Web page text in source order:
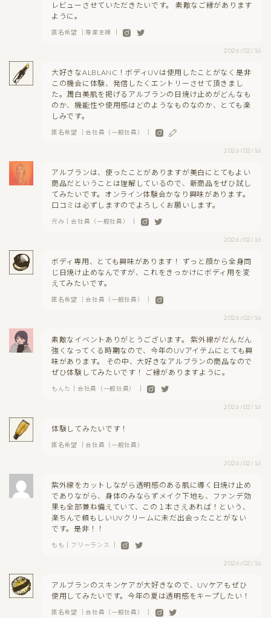
レビューさせていただきたいです。 素敵なご縁があります
ように。
匿名希望 ｜専業主婦 ｜
2026/02/16
大好きなALBLANC！ボディUVは使用したことがなく是非
この機会に体験、発信したくエントリーさせて頂きまし
た。潤白美肌を掲げるアルブランの日焼け止めがどんなも
のか、機能性や使用感はどのようなものなのか、とても楽
しみです。
匿名希望 ｜会社員（一般社員） ｜
2026/02/16
アルブランは、使ったことがありますが美白にとてもよい
商品だということは理解しているので、新商品をぜひ試し
てみたいです。オンライン体験会かなり興味があります。
口コミは必ずしますのでよろしくお願いします。
元み｜会社員（一般社員） ｜
2026/02/16
ボディ専用、とても興味があります！ ずっと顔から全身同
じ日焼け止めなんですが、これをきっかけにボディ用を変
えてみたいです。
匿名希望 ｜会社員（一般社員） ｜
2026/02/16
素敵なイベントありがとうございます。 紫外線がだんだん
強くなってくる時期なので、今年のUVアイテムにとても興
味があります。 その中、大好きなアルブランの商品なので
ぜひ体験してみたいです！ ご縁がありますように。
もんた｜会社員（一般社員） ｜
2026/02/16
体験してみたいです！
匿名希望 ｜会社員（一般社員）
2026/02/16
紫外線をカットしながら透明感のある肌に導く日焼け止め
でありながら、身体のみならずメイク下地も、ファンデ効
果も全部兼ね備えていて、この１本さえあれば！という、
楽ちんで頼もしいUVクリームに未だ出会ったことがない
です。是非！！
もも｜フリーランス ｜
2026/02/16
アルブランのスキンケアが大好きなので、UVケアもぜひ
使用してみたいです。今年の夏は透明感をキープしたい！
匿名希望 ｜会社員（一般社員） ｜